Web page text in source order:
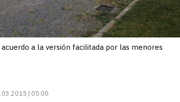
a la versión facilitada por las menores
| 05:00